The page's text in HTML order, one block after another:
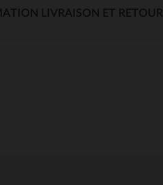
LIVRAISON ET RETOUR